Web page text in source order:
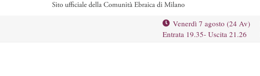
Venerdì 7 agosto (24 Av)
Entrata 19.35- Uscita 21.26